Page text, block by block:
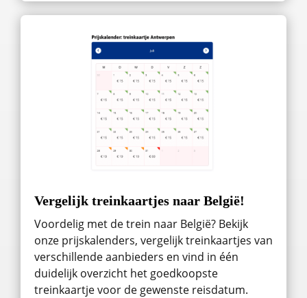
Vergelijk treinkaartjes naar België!
Voordelig met de trein naar België? Bekijk
onze prijskalenders, vergelijk treinkaartjes van
verschillende aanbieders en vind in één
duidelijk overzicht het goedkoopste
treinkaartje voor de gewenste reisdatum.